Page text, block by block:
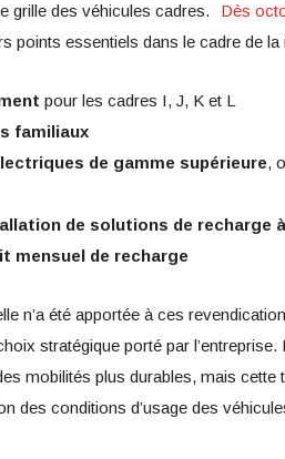
grille des véhicules cadres.
Dès
points essentiels dans le cadre de
pour les cadres I, J, K et L
familiaux
de gamme supérieure,
de solutions de recharge
mensuel de recharge
n’a été apportée à ces
stratégique porté par
mobilités plus durables, mais cette
des conditions d’usage des